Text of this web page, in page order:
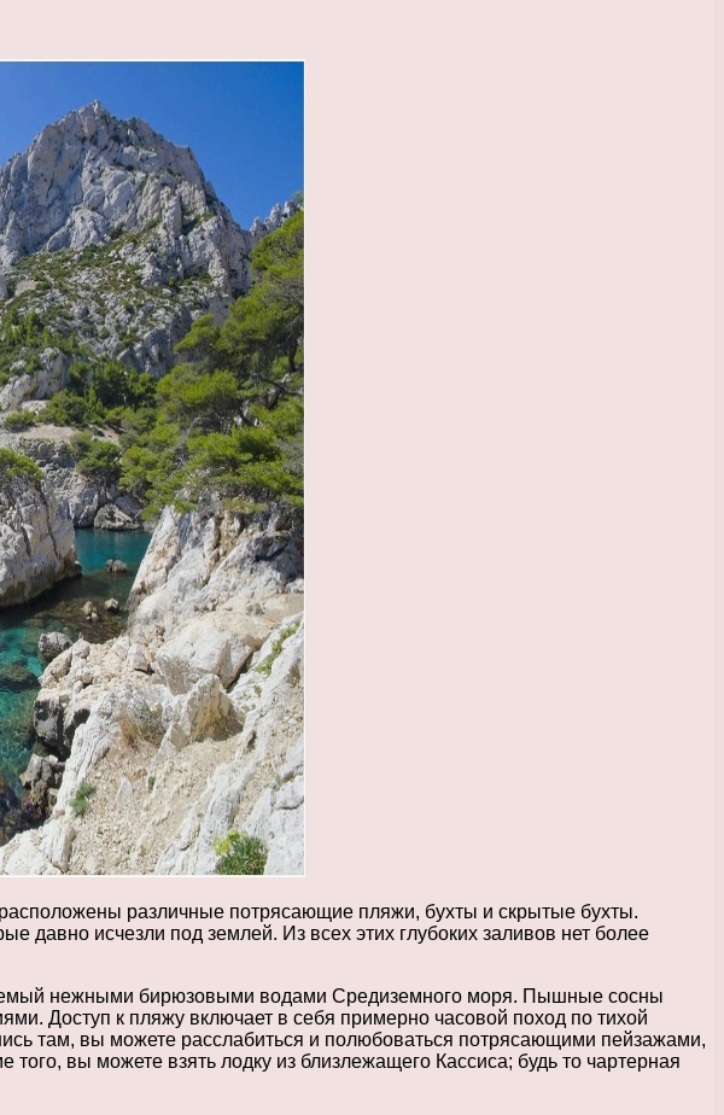
различные потрясающие пляжи, бухты и скрытые бухты.
давно исчезли под землей. Из всех этих глубоких заливов нет более
нежными бирюзовыми водами Средиземного моря. Пышные сосны
Доступ к пляжу включает в себя примерно часовой поход по тихой
там, вы можете расслабиться и полюбоваться потрясающими пейзажами,
вы можете взять лодку из близлежащего Кассиса; будь то чартерная